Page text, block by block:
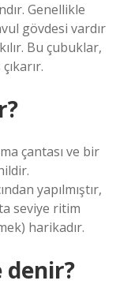
Genellikle
gövdesi vardır
Bu çubuklar,
çantası ve bir
yapılmıştır,
seviye ritim
harikadır.
denir?